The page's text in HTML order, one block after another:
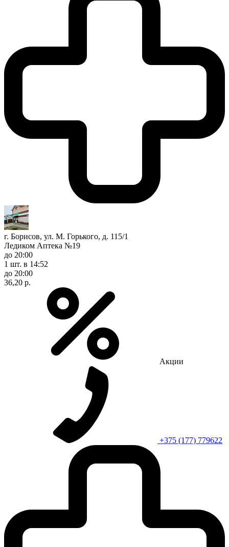
г. Борисов, ул. М. Горького, д. 115/1
Ледиком Аптека №19
до 20:00
1 шт. в 14:52
до 20:00
36,20 р.
Акции
+375 (177) 779622